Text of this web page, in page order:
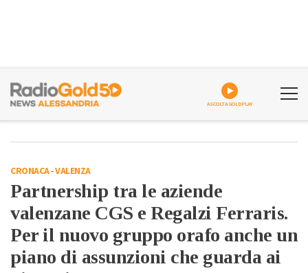
ASCOLTA GOLDPLAY
CRONACA-VALENZA
Partnership tra le aziende
valenzane CGS e Regalzi Ferraris.
Per il nuovo gruppo orafo anche un
piano di assunzioni che guarda ai